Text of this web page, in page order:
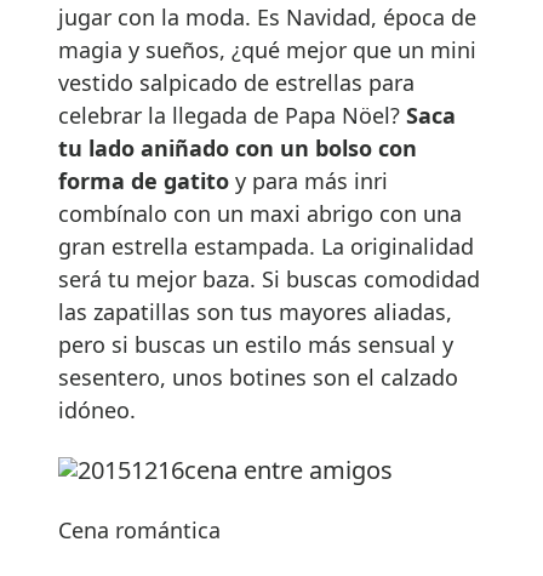
jugar con la moda. Es Navidad, época de
magia y sueños, ¿qué mejor que un mini
vestido salpicado de estrellas para
celebrar la llegada de Papa Nöel? Saca
tu lado aniñado con un bolso con
forma de gatito y para más inri
combínalo con un maxi abrigo con una
gran estrella estampada. La originalidad
será tu mejor baza. Si buscas comodidad
las zapatillas son tus mayores aliadas,
pero si buscas un estilo más sensual y
sesentero, unos botines son el calzado
idóneo.
Cena romántica